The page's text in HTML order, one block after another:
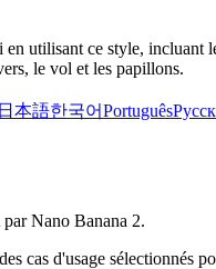
utilisant ce style, incluant
le vol et les papillons.
日本語한국어Português
Nano Banana 2.
cas d'usage sélectionnés